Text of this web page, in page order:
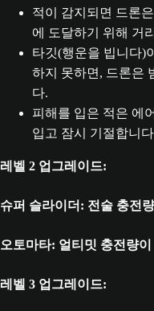
적이 감지되면 드론
에 도달하기 위해 거
타깃(행운을 빕니다)
하지 못하면, 드론은
다.
피해를 입은 적은 에
입고 잠시 기절합니
레벨 2 업그레이드:
슈퍼 슬라이더: 전술 충전
오토마타: 얼티밋 충전량
레벨 3 업그레이드: